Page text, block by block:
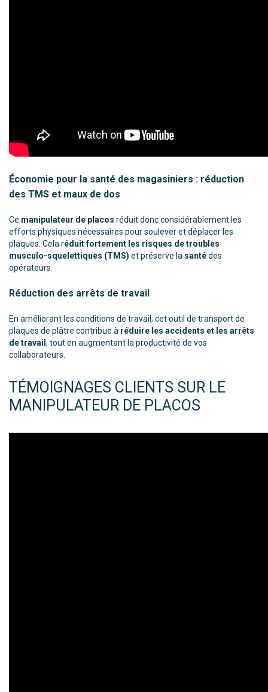
Économie pour la santé des magasiniers : réduction
des TMS et maux de dos
Ce manipulateur de placos réduit donc considérablement les
efforts physiques nécessaires pour soulever et déplacer les
plaques. Cela réduit fortement les risques de troubles
musculo-squelettiques (TMS) et préserve la santédes
opérateurs.
Réduction des arrêts de travail
En améliorant les conditions de travail, cet outil de transport de
plaques de plâtre contribue à réduire les accidents et les arrêts
de travail, tout en augmentant la productivité de vos
collaborateurs.
TÉMOIGNAGES CLIENTS SUR LE
MANIPULATEUR DE PLACOS